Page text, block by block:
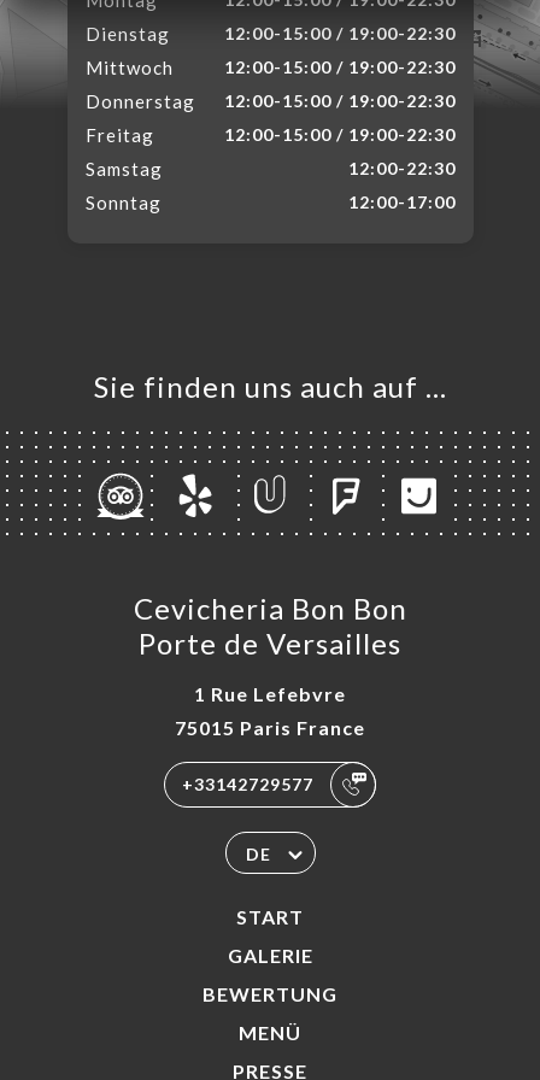
Dienstag 12:00-15:00 / 19:00-22:30
Mittwoch 12:00-15:00 / 19:00-22:30
Donnerstag 12:00-15:00 / 19:00-22:30
Freitag 12:00-15:00 / 19:00-22:30
Samstag 12:00-22:30
Sonntag 12:00-17:00
Sie finden uns auch auf …
Cevicheria Bon Bon
Porte de Versailles
1 Rue Lefebvre
75015 Paris France
+33142729577
DE
START
GALERIE
BEWERTUNG
MENÜ
PRESSE